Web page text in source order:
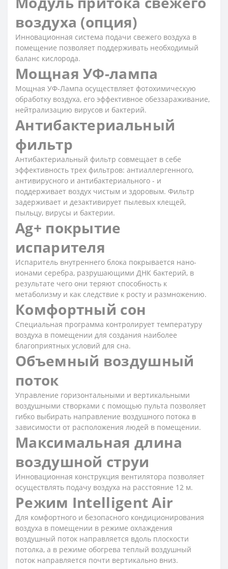
воздуха (опция)
Инновационная система подачи свежего воздуха в
помещение позволяет поддерживать необходимый
баланс кислорода.
Мощная УФ-лампа
Мощная УФ-Лампа осуществляет фотохимическую
обработку воздуха, его эффективное обеззараживание,
нейтрализацию вирусов и бактерий.
Антибактериальный
фильтр
Антибактериальный фильтр совмещает в себе
эффективность трех фильтров: антиаллергенного,
антивирусного и антибактериального - и
поддерживает воздух чистым и здоровым. Фильтр
задерживает и дезактивирует пылевых клещей,
пыльцу, вирусы и бактерии.
Ag+ покрытие
испарителя
Испаритель внутреннего блока покрывается нано-
ионами серебра, разрушающими ДНК бактерий, в
результате чего они теряют способность к
метаболизму и как следствие к росту и размножению.
Комфортный сон
Специальная программа контролирует температуру
воздуха в помещении для создания наиболее
благоприятных условий для сна.
Объемный воздушный
поток
Управление горизонтальными и вертикальными
воздушными створками с помощью пульта позволяет
гибко выбирать направление воздушного потока в
зависимости от расположения людей в помещении.
Максимальная длина
воздушной струи
Инновационная конструкция вентилятора позволяет
осуществлять подачу воздуха на расстояние 12 м.
Режим Intelligent Air
Для комфортного и безопасного кондиционирования
воздуха в помещении в режиме охлаждения
воздушный поток направляется вдоль плоскости
потолка, а в режиме обогрева теплый воздушный
поток направляется почти вертикально вниз.